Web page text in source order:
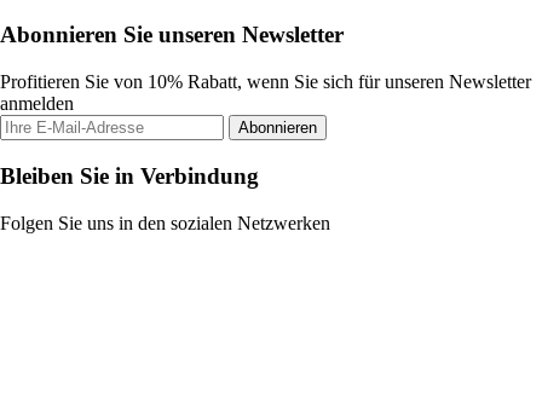
Abonnieren Sie unseren Newsletter
Profitieren Sie von 10% Rabatt, wenn Sie sich für unseren Newsletter
anmelden
Abonnieren
Bleiben Sie in Verbindung
Folgen Sie uns in den sozialen Netzwerken